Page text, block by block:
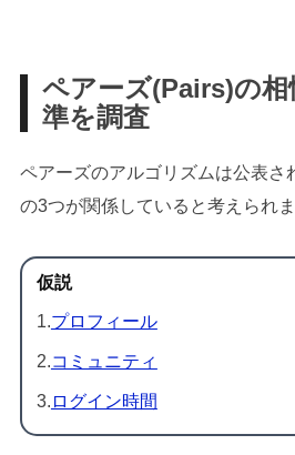
ペアーズ(Pairs)の
準を調査
ペアーズのアルゴリズムは公表さ
の3つが関係していると考えられま
仮説
1.プロフィール
2.コミュニティ
3. ログイン時間